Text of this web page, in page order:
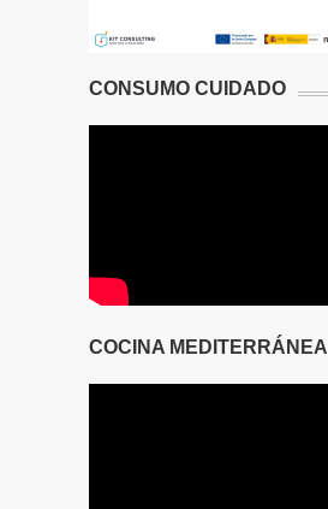
CONSUMO CUIDADO
COCINA MEDITERRÁNEA